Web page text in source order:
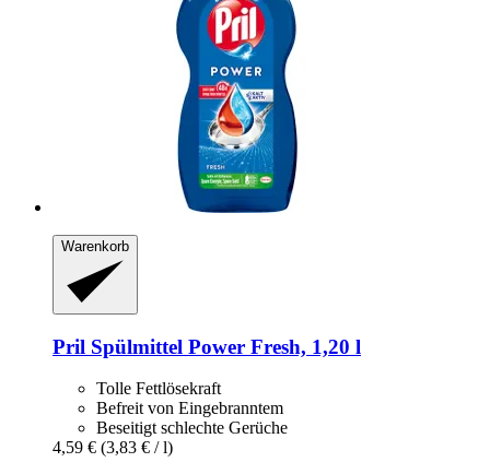
Warenkorb
Pril Spülmittel Power Fresh, 1,20 l
Tolle Fettlösekraft
Befreit von Eingebranntem
Beseitigt schlechte Gerüche
4,59 € (3,83 € / l)